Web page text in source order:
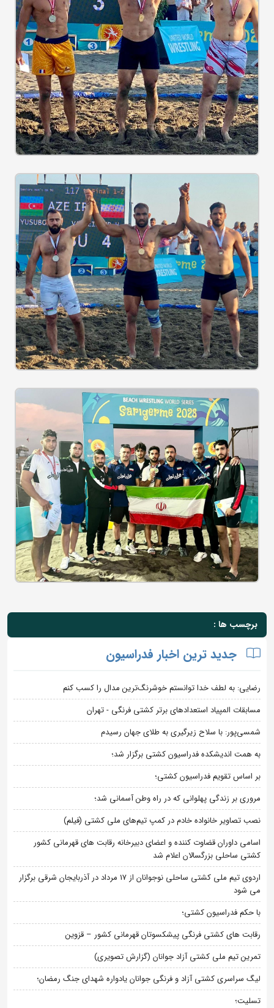
برچسب ها :
جدید ترین اخبار فدراسیون
رضایی: به لطف خدا توانستم خوشرنگ‌ترین مدال را کسب کنم
مسابقات المپیاد استعدادهای برتر کشتی فرنگی - تهران
شمسی‌پور: با سلاح زیرگیری به طلای جهان رسیدم
به همت اندیشکده فدراسیون کشتی برگزار شد؛
بر اساس تقویم فدراسیون کشتی؛
مروری بر زندگی پهلوانی که در راه وطن آسمانی شد؛
نصب تصاویر خانواده خادم در کمپ تیم‌های ملی کشتی (فیلم)
اسامی داوران قضاوت کننده و اعضای دبیرخانه رقابت های قهرمانی کشور
کشتی ساحلی بزرگسالان اعلام شد
اردوی تیم ملی کشتی ساحلی نوجوانان از 17 مرداد در آذربایجان شرقی برگزار
می شود
با حکم فدراسیون کشتی؛
رقابت های کشتی فرنگی پیشکسوتان قهرمانی کشور – قزوین
تمرین تیم ملی کشتی آزاد جوانان (گزارش تصویری)
لیگ سراسری کشتی آزاد و فرنگی جوانان یادواره شهدای جنگ رمضان؛
تسلیت؛